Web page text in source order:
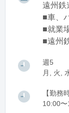
遠州鉄
■車、
■就業
■遠州
週5
月, 火,
【勤務
10:00